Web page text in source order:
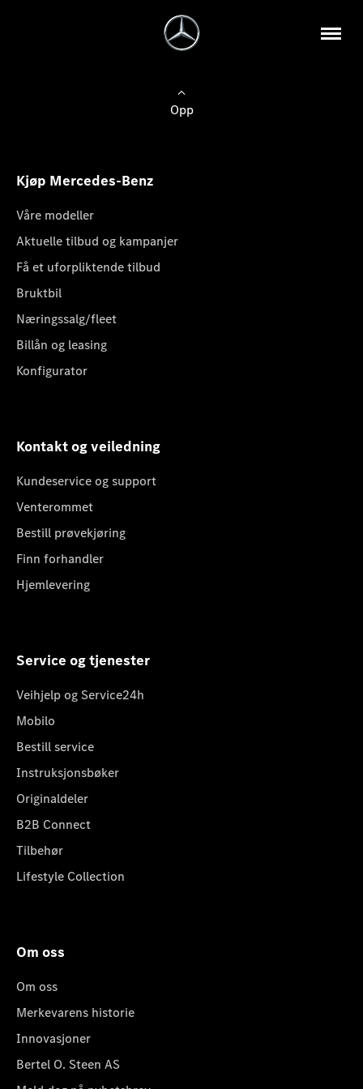
Opp
Kjøp Mercedes-Benz
Våre modeller
Aktuelle tilbud og kampanjer
Få et uforpliktende tilbud
Bruktbil
Næringssalg/fleet
Billån og leasing
Konfigurator
Kontakt og veiledning
Kundeservice og support
Venterommet
Bestill prøvekjøring
Finn forhandler
Hjemlevering
Service og tjenester
Veihjelp og Service24h
Mobilo
Bestill service
Instruksjonsbøker
Originaldeler
B2B Connect
Tilbehør
Lifestyle Collection
Om oss
Om oss
Merkevarens historie
Innovasjoner
Bertel O. Steen AS